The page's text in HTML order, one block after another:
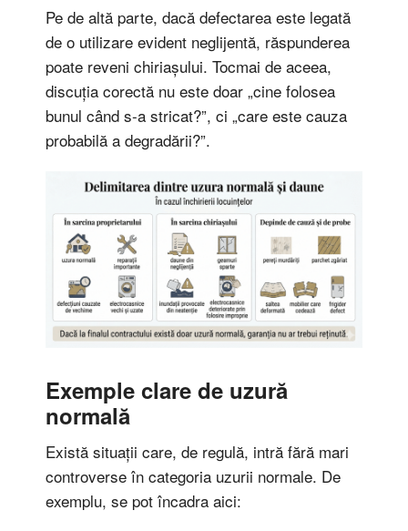
Pe de altă parte, dacă defectarea este legată
de o utilizare evident neglijentă, răspunderea
poate reveni chiriașului. Tocmai de aceea,
discuția corectă nu este doar „cine folosea
bunul când s-a stricat?”, ci „care este cauza
probabilă a degradării?”.
Exemple clare de uzură
normală
Există situații care, de regulă, intră fără mari
controverse în categoria uzurii normale. De
exemplu, se pot încadra aici: